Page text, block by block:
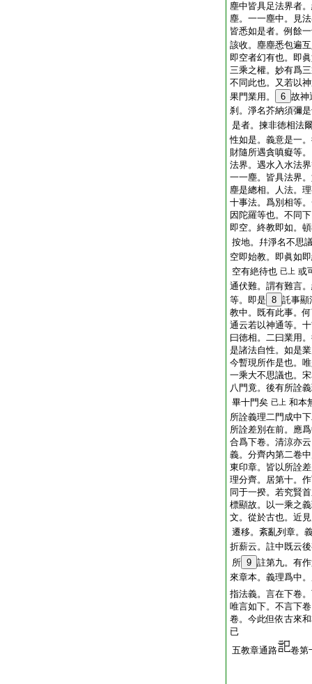
塵中皆具足法界者
塵。一一塵中。見
皆悉如是者。例餘
該收。塵塵悉包遍
即空者幻有也。即
三乘之權。妙有爲
不同此也。又若以
果門業用。
6 故神
刹。淨名芥納須彌
是者。揀非徳相法
性如是。義意是一
財隨所遇貪嗔癡等
法界。遇水入水法
一一塵。皆具法界
塵是總相。人法。
十事法。爲別相等
因陀羅等也。不同
即空。終教即如。
按地。幷淨名不思
空即始教。即眞如
空有絶待也 已上 或
通伏難。謂有難言
等。即是 8 託事顯
教中。既有此事。
通云若以神通等。
曰徳相。二曰業用
是諸法自性。如是
今暫現所作是也。
一乘大不思議也。
八門竟。後有所詮
畢十門矣 已上 和本
所詮義理二門成中
所詮差別在前。應
合爲下卷。清涼亦
義。分齊内第二卷
東印章。皆以所詮
理分齊。居第十。
同于一揆。若究賢
標顯故。以一乘之
文。從於古也。近
遷移。紊亂列章。
折薪云。註中既云
所 9 註第九。有
來章本。義理爲中
指法義。言在下卷
唯言如下。不言下
卷。今此但依古來
已
五教章通路
卷第